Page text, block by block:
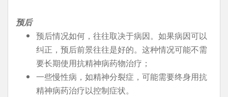
预后
预后情况如何，往往取决于病因。如果病因可以
纠正，预后前景往往是好的。这种情况可能不需
要长期使用抗精神病药物治疗；
一些慢性病，如精神分裂症，可能需要终身用抗
精神病药治疗以控制症状。